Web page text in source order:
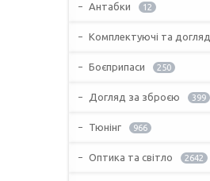
Антабки 12
Комплектуючі та догляд
Боєприпаси 250
Догляд за зброєю 399
Тюнінг 966
Оптика та світло 2642